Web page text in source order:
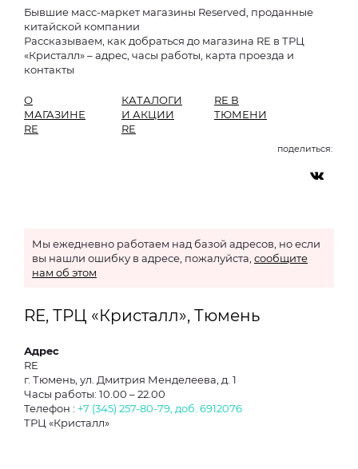
Бывшие масс-маркет магазины Reserved, проданные
китайской компании
Рассказываем, как добраться до магазина RE в ТРЦ
«Кристалл» – адрес, часы работы, карта проезда и
контакты
О
МАГАЗИНЕ
RE
КАТАЛОГИ
И АКЦИИ
RE
RE В
ТЮМЕНИ
поделиться:
Мы ежедневно работаем над базой адресов, но если
вы нашли ошибку в адресе, пожалуйста, сообщите
нам об этом
RE, ТРЦ «Кристалл», Тюмень
Адрес
RE
г. Тюмень, ул. Дмитрия Менделеева, д. 1
Часы работы: 10.00 – 22.00
Телефон : +7 (345) 257-80-79, доб. 6912076
ТРЦ «Кристалл»